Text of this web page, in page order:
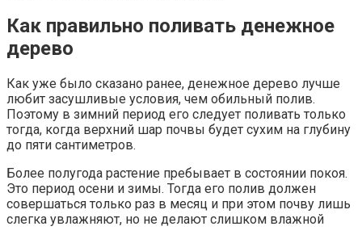
Как правильно поливать денежное
дерево
Как уже было сказано ранее, денежное дерево лучше
любит засушливые условия, чем обильный полив.
Поэтому в зимний период его следует поливать только
тогда, когда верхний шар почвы будет сухим на глубину
до пяти сантиметров.
Более полугода растение пребывает в состоянии покоя.
Это период осени и зимы. Тогда его полив должен
совершаться только раз в месяц и при этом почву лишь
слегка увлажняют, но не делают слишком влажной